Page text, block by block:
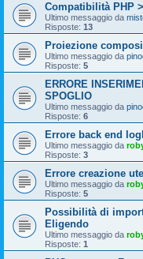
Compatibilità PHP
Ultimo messaggio da
Risposte: 13
Proiezione
Ultimo messaggio da
Risposte: 5
ERRORE
SPOGLIO
Ultimo messaggio da
Risposte: 6
Errore back end
Ultimo messaggio da
Risposte: 3
Errore creazione
Ultimo messaggio da
Risposte: 5
Possibilità di
Eligendo
Ultimo messaggio da
Risposte: 1